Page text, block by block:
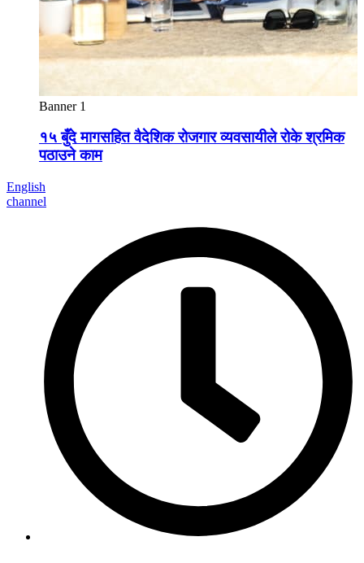
Banner 1
१५ बुँदे मागसहित वैदेशिक रोजगार व्यवसायीले रोके श्रमिक
पठाउने काम
English
channel